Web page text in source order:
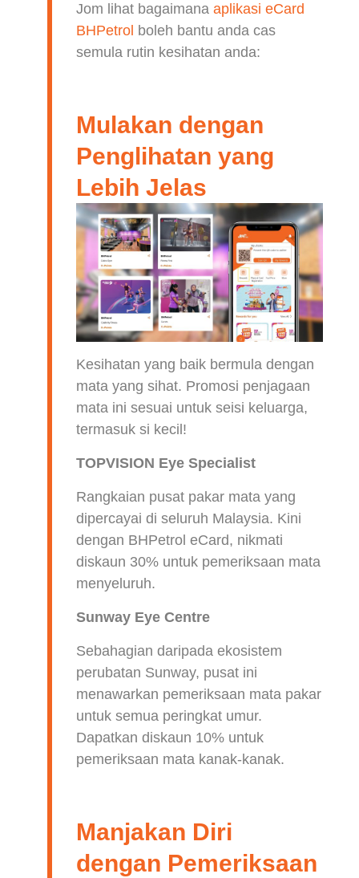
Jom lihat bagaimana aplikasi eCard
BHPetrol boleh bantu anda cas
semula rutin kesihatan anda:
Mulakan dengan
Penglihatan yang
Lebih Jelas
Kesihatan yang baik bermula dengan
mata yang sihat. Promosi penjagaan
mata ini sesuai untuk seisi keluarga,
termasuk si kecil!
TOPVISION Eye Specialist
Rangkaian pusat pakar mata yang
dipercayai di seluruh Malaysia. Kini
dengan BHPetrol eCard, nikmati
diskaun 30% untuk pemeriksaan mata
menyeluruh.
Sunway Eye Centre
Sebahagian daripada ekosistem
perubatan Sunway, pusat ini
menawarkan pemeriksaan mata pakar
untuk semua peringkat umur.
Dapatkan diskaun 10% untuk
pemeriksaan mata kanak-kanak.
Manjakan Diri
dengan Pemeriksaan